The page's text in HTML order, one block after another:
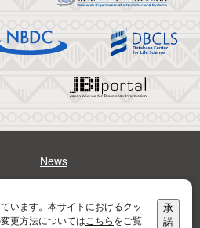
News
います。本サイトにおけるクッ
更方法についてはこちら をご覧
承
諾